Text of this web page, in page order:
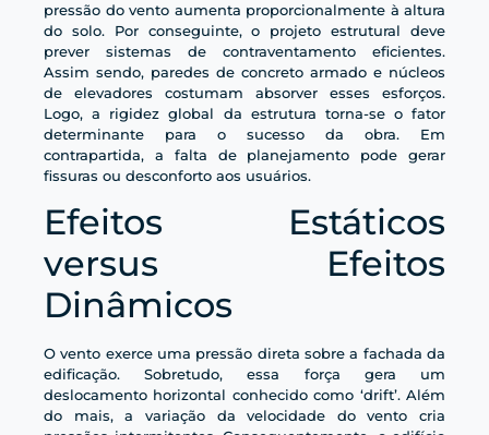
pressão do vento aumenta proporcionalmente à altura
do solo. Por conseguinte, o projeto estrutural deve
prever sistemas de contraventamento eficientes.
Assim sendo, paredes de concreto armado e núcleos
de elevadores costumam absorver esses esforços.
Logo, a rigidez global da estrutura torna-se o fator
determinante para o sucesso da obra. Em
contrapartida, a falta de planejamento pode gerar
fissuras ou desconforto aos usuários.
Efeitos Estáticos
versus Efeitos
Dinâmicos
O vento exerce uma pressão direta sobre a fachada da
edificação. Sobretudo, essa força gera um
deslocamento horizontal conhecido como ‘drift’. Além
do mais, a variação da velocidade do vento cria